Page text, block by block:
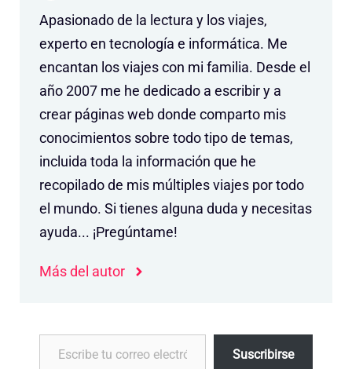
Apasionado de la lectura y los viajes,
experto en tecnología e informática. Me
encantan los viajes con mi familia. Desde el
año 2007 me he dedicado a escribir y a
crear páginas web donde comparto mis
conocimientos sobre todo tipo de temas,
incluida toda la información que he
recopilado de mis múltiples viajes por todo
el mundo. Si tienes alguna duda y necesitas
ayuda... ¡Pregúntame!
Más del autor
Escribe tu correo electrónico…
Suscribirse